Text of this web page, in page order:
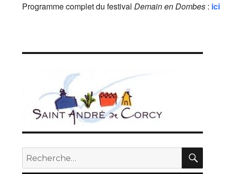
Programme complet du festival Demain en Dombes: ici
Recherche
pour :